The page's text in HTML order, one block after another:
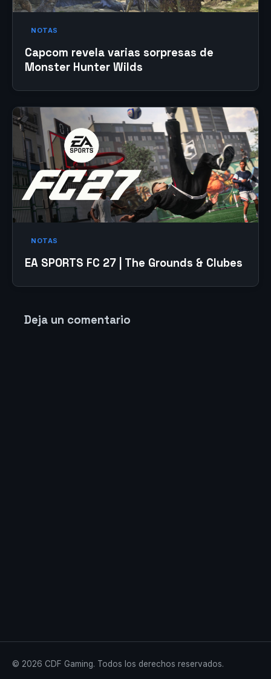
NOTAS
Capcom revela varias sorpresas de
Monster Hunter Wilds
NOTAS
EA SPORTS FC 27 | The Grounds & Clubes
Deja un comentario
© 2026 CDF Gaming. Todos los derechos reservados.